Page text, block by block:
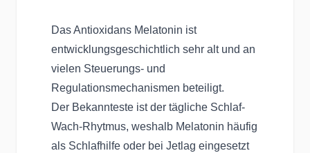
Das Antioxidans Melatonin ist
entwicklungsgeschichtlich sehr alt und an
vielen Steuerungs- und
Regulationsmechanismen beteiligt.
Der Bekannteste ist der tägliche Schlaf-
Wach-Rhytmus, weshalb Melatonin häufig
als Schlafhilfe oder bei Jetlag eingesetzt